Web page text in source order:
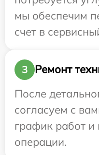
мы обеспечим
счет в
3
Ремонт
После
согласуем с
график работ
операции.